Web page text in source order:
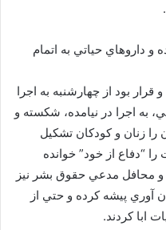
و داروهاي حياتي به اتمام
بود از چهارشنبه به اجرا
به اجرا در نيامده، شكسته و
را زنان و كودكان تشكيل
“دفاع از خود” خوانده
و محافل مدعي حقوق بشر نيز
آوري پيشه كرده و حتي از
ابا كردند.